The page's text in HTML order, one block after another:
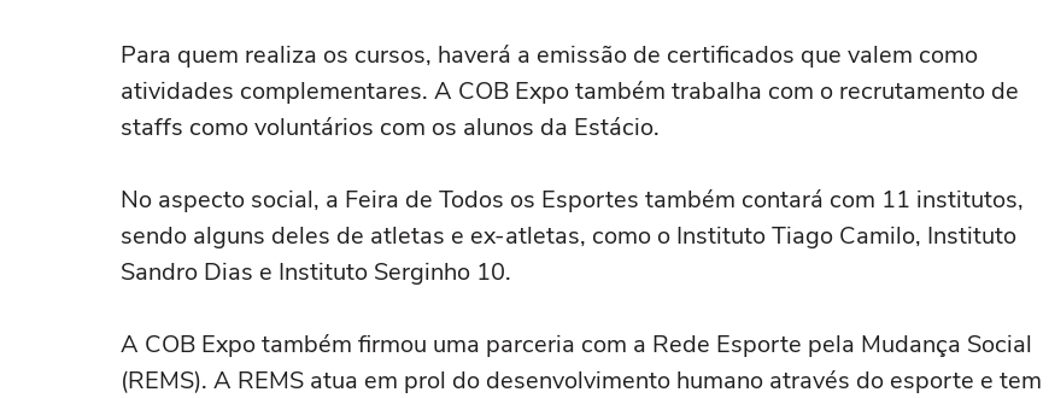
Para quem realiza os cursos, haverá a emissão de certificados que valem como
atividades complementares. A COB Expo também trabalha com o recrutamento de
staffs como voluntários com os alunos da Estácio.
No aspecto social, a Feira de Todos os Esportes também contará com 11 institutos,
sendo alguns deles de atletas e ex-atletas, como o Instituto Tiago Camilo, Instituto
Sandro Dias e Instituto Serginho 10.
A COB Expo também firmou uma parceria com a Rede Esporte pela Mudança Social
(REMS). A REMS atua em prol do desenvolvimento humano através do esporte e tem